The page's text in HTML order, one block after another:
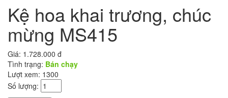
Kệ hoa khai trương, chúc
mừng MS415
Giá: 1.728.000 đ
Tình trạng: Bán chạy
Lượt xem: 1300
Số lượng: